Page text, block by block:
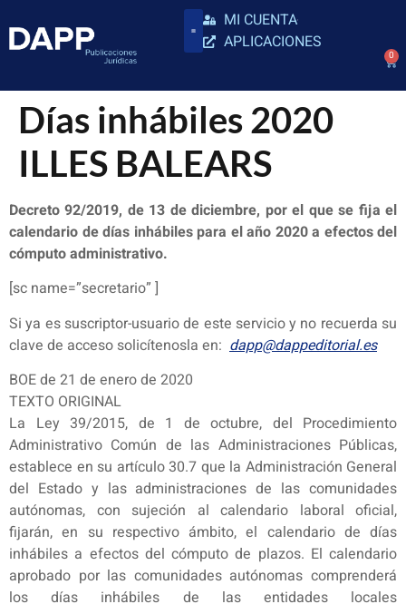
MI CUENTA
APLICACIONES
0
Días inhábiles 2020
ILLES BALEARS
Decreto 92/2019, de 13 de diciembre, por el que se fija el
calendario de días inhábiles para el año 2020 a efectos del
cómputo administrativo.
[sc name=”secretario” ]
Si ya es suscriptor-usuario de este servicio y no recuerda su
clave de acceso solicítenosla en: dapp@dappeditorial.es
BOE de 21 de enero de 2020
TEXTO ORIGINAL
La Ley 39/2015, de 1 de octubre, del Procedimiento
Administrativo Común de las Administraciones Públicas,
establece en su artículo 30.7 que la Administración General
del Estado y las administraciones de las comunidades
autónomas, con sujeción al calendario laboral oficial,
fijarán, en su respectivo ámbito, el calendario de días
inhábiles a efectos del cómputo de plazos. El calendario
aprobado por las comunidades autónomas comprenderá
los días inhábiles de las entidades locales